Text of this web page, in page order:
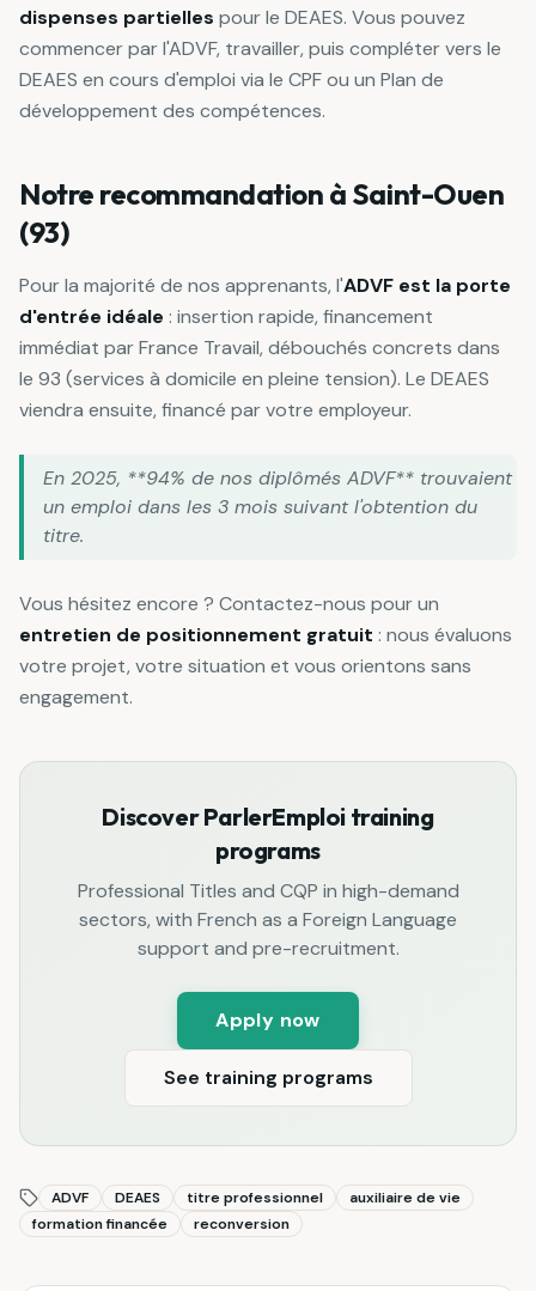
dispenses partielles pour le DEAES. Vous pouvez
commencer par l'ADVF, travailler, puis compléter vers le
DEAES en cours d'emploi via le CPF ou un Plan de
développement des compétences.
Notre recommandation à Saint-Ouen
(93)
Pour la majorité de nos apprenants, l'ADVF est la porte
d'entrée idéale : insertion rapide, financement
immédiat par France Travail, débouchés concrets dans
le 93 (services à domicile en pleine tension). Le DEAES
viendra ensuite, financé par votre employeur.
En 2025, **94% de nos diplômés ADVF** trouvaient
un emploi dans les 3 mois suivant l'obtention du
titre.
Vous hésitez encore ? Contactez-nous pour un
entretien de positionnement gratuit : nous évaluons
votre projet, votre situation et vous orientons sans
engagement.
Discover ParlerEmploi training
programs
Professional Titles and CQP in high-demand
sectors, with French as a Foreign Language
support and pre-recruitment.
Apply now
See training programs
ADVF DEAES titre professionnel
auxiliaire de vie
formation financée
reconversion